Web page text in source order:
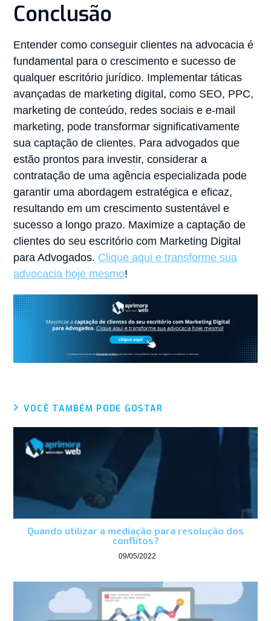
Conclusão
Entender como conseguir clientes na advocacia é
fundamental para o crescimento e sucesso de
qualquer escritório jurídico. Implementar táticas
avançadas de marketing digital, como SEO, PPC,
marketing de conteúdo, redes sociais e e-mail
marketing, pode transformar significativamente
sua captação de clientes. Para advogados que
estão prontos para investir, considerar a
contratação de uma agência especializada pode
garantir uma abordagem estratégica e eficaz,
resultando em um crescimento sustentável e
sucesso a longo prazo. Maximize a captação de
clientes do seu escritório com Marketing Digital
para Advogados. Clique aqui e transforme sua
advocacia hoje mesmo!
VOCÊ TAMBÉM PODE GOSTAR
Quando utilizar a mediação para resolução dos
conflitos?
09/05/2022